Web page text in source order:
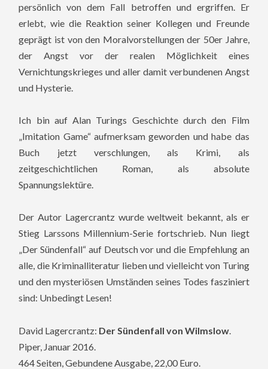
persönlich von dem Fall betroffen und ergriffen.Er
erlebt, wie die Reaktion seiner Kollegen und Freunde
geprägt ist von den Moralvorstellungen der 50er Jahre,
der Angst vor der realen Möglichkeit eines
Vernichtungskrieges und aller damit verbundenen Angst
und Hysterie.
Ich bin auf Alan Turings Geschichte durch den Film
„Imitation Game“ aufmerksam geworden und habe das
Buch jetzt verschlungen, als Krimi, als
zeitgeschichtlichen Roman, als absolute
Spannungslektüre.
Der Autor Lagercrantz wurde weltweit bekannt, als er
Stieg Larssons Millennium-Serie fortschrieb. Nun liegt
„Der Sündenfall“ auf Deutsch vor und die Empfehlung an
alle, die Kriminalliteratur lieben und vielleicht von Turing
und den mysteriösen Umständen seines Todes fasziniert
sind: Unbedingt Lesen!
David Lagercrantz: Der Sündenfall von Wilmslow
Piper, Januar 2016.
464 Seiten, Gebundene Ausgabe, 22,00 Euro.